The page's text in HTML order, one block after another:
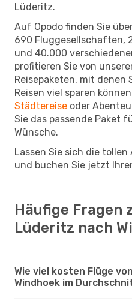
Lüderitz.
Auf Opodo finden Sie
690 Fluggesellschaften,
und 40.000
profitieren Sie von
Reisepaketen, mit denen
Reisen viel sparen
Städtereise oder
Sie das passende Paket
Wünsche.
Lassen Sie sich die
und buchen Sie jetzt
Häufige Fragen
Lüderitz nach
Wie viel kosten Flüge
Windhoek im